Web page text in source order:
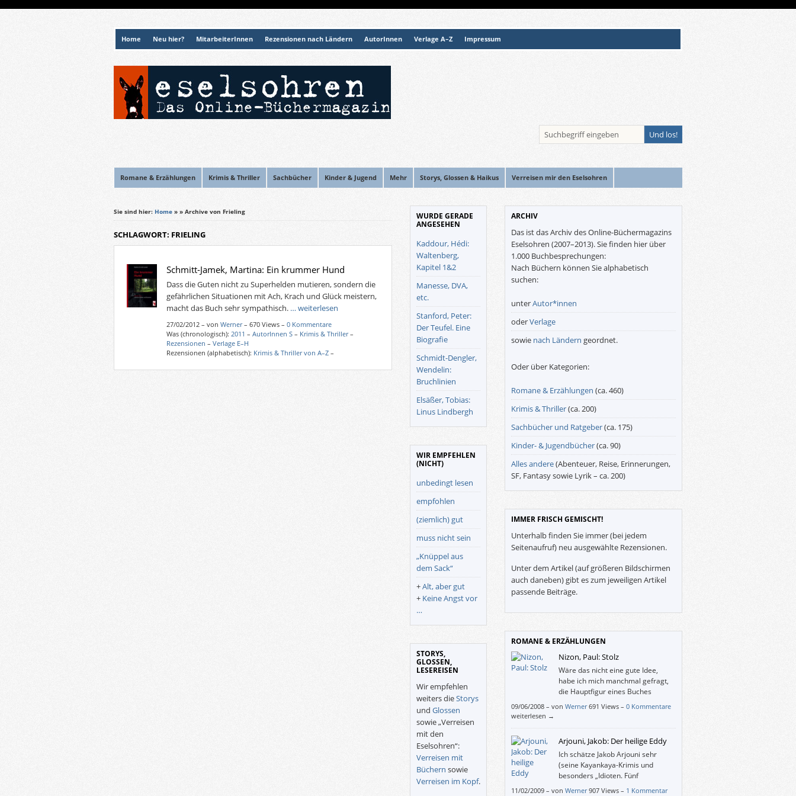
Home Neu hier? MitarbeiterInnen Rezensionen nach Ländern AutorInnen Verlage A–Z Impressum
Romane & Erzählungen Krimis & Thriller Sachbücher Kinder & Jugend Mehr Storys, Glossen & Haikus Verreisen mir den Eselsohren
Sie sind hier: Home » » Archive von Frieling
SCHLAGWORT: FRIELING
Schmitt-Jamek, Martina: Ein krummer Hund
Dass die Guten nicht zu Superhelden mutieren, sondern die
gefährlichen Situationen mit Ach, Krach und Glück meistern,
macht das Buch sehr sympathisch. … weiterlesen
27/02/2012 –vonWerner– 670 Views –0 Kommentare
Was (chronologisch):2011 –AutorInnen S – Krimis & Thriller–
Rezensionen –Verlage E–H
Rezensionen (alphabetisch): Krimis & Thriller von A–Z –
WURDE GERADE
ANGESEHEN
Kaddour, Hédi:
Waltenberg,
Kapitel 1&2
Manesse, DVA,
etc.
Stanford, Peter:
Der Teufel. Eine
Biografie
Schmidt-Dengler,
Wendelin:
Bruchlinien
Elsäßer, Tobias:
Linus Lindbergh
WIR EMPFEHLEN
(NICHT)
unbedingt lesen
empfohlen
(ziemlich) gut
muss nicht sein
„Knüppel aus
dem Sack“
+Alt, aber gut
+ Keine Angst vor
…
STORYS,
GLOSSEN,
LESEREISEN
Wir empfehlen
weiters dieStorys
und Glossen
sowie „Verreisen
mit den
Eselsohren“:
Verreisen mit
Büchern sowie
Verreisen im Kopf.
ARCHIV
Das ist das Archiv des Online-Büchermagazins
Eselsohren (2007–2013). Sie finden hier über
1.000 Buchbesprechungen:
Nach Büchern können Sie alphabetisch
suchen:
unterAutor*innen
oderVerlage
sowie nach Ländern geordnet.
Oder über Kategorien:
Romane & Erzählungen (ca. 460)
Krimis & Thriller(ca. 200)
Sachbücher und Ratgeber(ca. 175)
Kinder- & Jugendbücher(ca. 90)
Alles andere(Abenteuer, Reise, Erinnerungen,
SF, Fantasy sowie Lyrik – ca. 200)
IMMER FRISCH GEMISCHT!
Unterhalb finden Sie immer (bei jedem
Seitenaufruf) neu ausgewählte Rezensionen.
Unter dem Artikel (auf größeren Bildschirmen
auch daneben) gibt es zum jeweiligen Artikel
passende Beiträge.
ROMANE & ERZÄHLUNGEN
Nizon, Paul: Stolz
Wäre das nicht eine gute Idee,
habe ich mich manchmal gefragt,
die Hauptfigur eines Buches
zufällig und unerwartet ums Leben
kommen zu lassen? – Jetzt, nach der Lektüre von
funktioniert. Und hier stirbt die Titelfigur nicht
einmal völlig überraschend.
09/06/2008 – von Werner 691 Views – 0 Kommentare
weiterlesen →
Arjouni, Jakob: Der heilige Eddy
Ich schätze Jakob Arjouni sehr
(seine Kayankaya-Krimis und
besonders „Idioten. Fünf
Märchen“), aber dieses Buch hat
11/02/2009 – von Werner 907 Views – 1 Kommentar